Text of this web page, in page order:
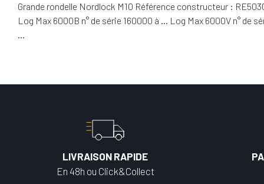
Grande rondelle Nordlock M10 Référence constructeur :
Log Max 6000B n° de série 160000 à … Log Max 6000V n° de
…
LIVRAISON RAPIDE
En 48h ou Click&Collect